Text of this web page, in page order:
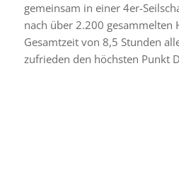
gemeinsam in einer 4er-
nach über 2.200 gesammelten
Gesamtzeit von 8,5 Stunden
zufrieden den höchsten Punkt